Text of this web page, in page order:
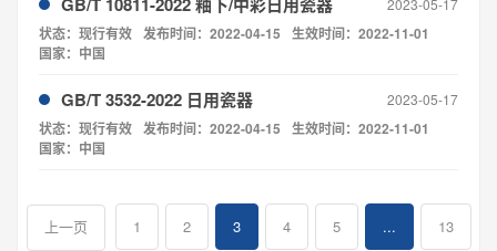
2023-05-17
状态：现行有效 发布时间：2022-04-15
生效时间：2022-11-01
国家：中国
GB/T 3532-2022 日用瓷器 2023-05-17
状态：现行有效 发布时间：2022-04-15
生效时间：2022-11-01
国家：中国
上一页 1 2 3 4 5 ... 13